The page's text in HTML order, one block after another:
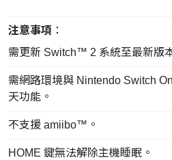
注意事項 ：
需更新 Switch™ 2 系統至最新版
需網路環境與 Nintendo Switch
天功能。
不支援 amiibo™。
HOME 鍵無法解除主機睡眠。